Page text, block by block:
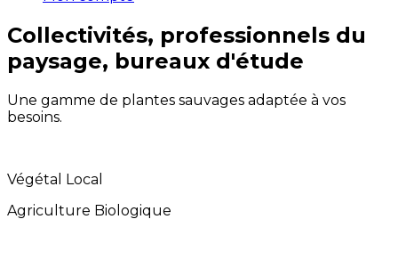
Collectivités, professionnels du
paysage, bureaux d'étude
Une gamme de plantes sauvages adaptée à vos
besoins.
Végétal Local
Agriculture Biologique